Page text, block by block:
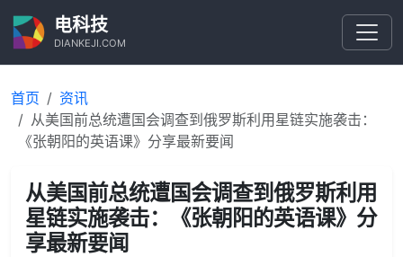
电科技
DIANKEJI.COM
首页
资讯
从美国前总统遭国会调查到俄罗斯利用星链实施袭击：
《张朝阳的英语课》分享最新要闻
从美国前总统遭国会调查到俄罗斯利用
星链实施袭击：《张朝阳的英语课》分
享最新要闻